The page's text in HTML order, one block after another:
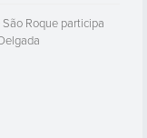
Roque participa